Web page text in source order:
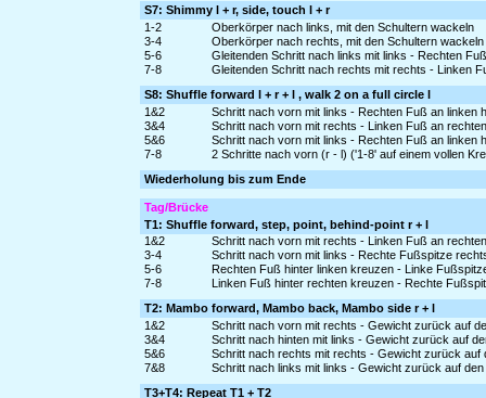
S7: Shimmy l + r, side, touch l + r
1-2
Oberkörper nach links, mit den Schultern wackeln
3-4
Oberkörper nach rechts, mit den Schultern wackeln
5-6
Gleitenden Schritt nach links mit links - Rechten
7-8
Gleitenden Schritt nach rechts mit rechts - Linken
S8: Shuffle forward l + r + l , walk 2 on a full circle l
1&2
Schritt nach vorn mit links - Rechten Fuß an linken
3&4
Schritt nach vorn mit rechts - Linken Fuß an
5&6
Schritt nach vorn mit links - Rechten Fuß an linken
7-8
2 Schritte nach vorn (r - l) ('1-8' auf einem vollen
Wiederholung bis zum Ende
Tag/Brücke
T1: Shuffle forward, step, point, behind-point r + l
1&2
Schritt nach vorn mit rechts - Linken Fuß an
3-4
Schritt nach vorn mit links - Rechte Fußspitze
5-6
Rechten Fuß hinter linken kreuzen - Linke
7-8
Linken Fuß hinter rechten kreuzen - Rechte
T2: Mambo forward, Mambo back, Mambo side r + l
1&2
Schritt nach vorn mit rechts - Gewicht zurück auf
3&4
Schritt nach hinten mit links - Gewicht zurück auf
5&6
Schritt nach rechts mit rechts - Gewicht zurück
7&8
Schritt nach links mit links - Gewicht zurück auf
T3+T4: Repeat T1 + T2